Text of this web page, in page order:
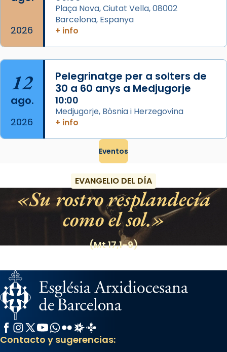
2026
Plaça Nova, Ciutat Vella, 08002
Barcelona, Espanya
+ info
12
ago.
2026
Pelegrinatge per a solters de
30 a 60 anys a Medjugorje
10:00
Medjugorje, Bòsnia i Herzegovina
+ info
Eventos
EVANGELIO DEL DÍA
Su rostro resplandecía
como el sol.
(Mt 17,1-9)
Facebook
Instagram
X / Twitter
YouTube
WhatsApp
FlickrRadio Estel
Catalunya Cristiana
Contacto y sugerencias: